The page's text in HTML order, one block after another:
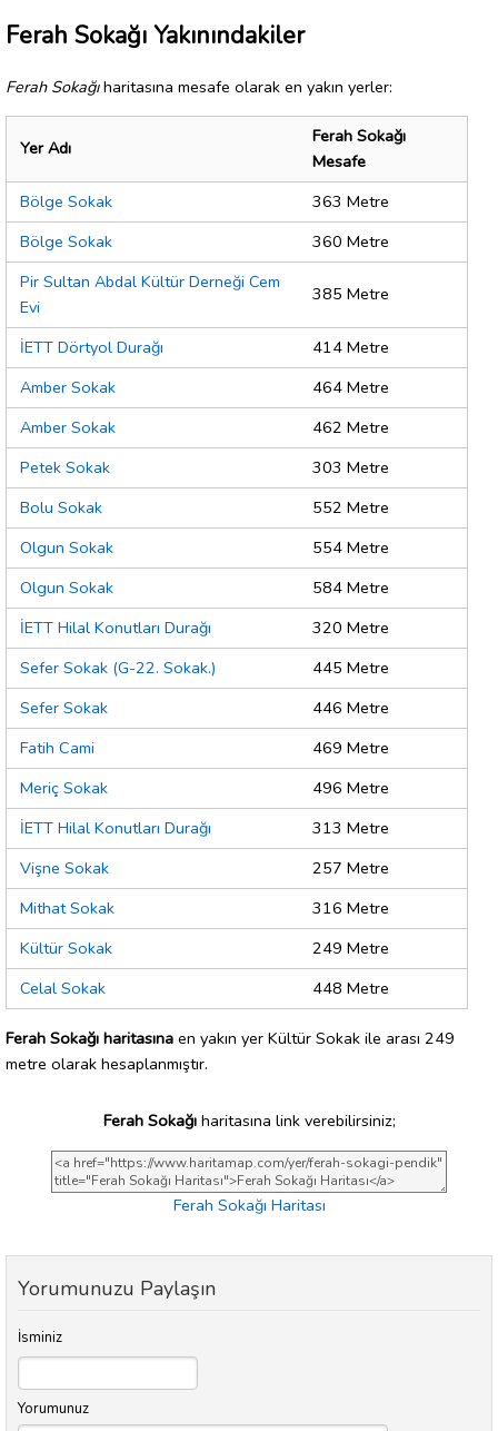
Ferah Sokağı Yakınındakiler
Ferah Sokağıharitasına mesafe olarak en yakın yerler:
Yer Adı
Ferah Sokağı
Mesafe
Bölge Sokak
363 Metre
Bölge Sokak
360 Metre
Pir Sultan Abdal Kültür Derneği Cem
Evi
385 Metre
İETT Dörtyol Durağı
414 Metre
Amber Sokak
464 Metre
Amber Sokak
462 Metre
Petek Sokak
303 Metre
Bolu Sokak
552 Metre
Olgun Sokak
554 Metre
Olgun Sokak
584 Metre
İETT Hilal Konutları Durağı
320 Metre
Sefer Sokak (G-22. Sokak.)
445 Metre
Sefer Sokak
446 Metre
Fatih Cami
469 Metre
Meriç Sokak
496 Metre
İETT Hilal Konutları Durağı
313 Metre
Vişne Sokak
257 Metre
Mithat Sokak
316 Metre
Kültür Sokak
249 Metre
Celal Sokak
448 Metre
Ferah Sokağı haritasına en yakın yer Kültür Sokak ile arası 249
metre olarak hesaplanmıştır.
Ferah Sokağıharitasına link verebilirsiniz;
Ferah Sokağı Haritası
Yorumunuzu Paylaşın
İsminiz
Yorumunuz